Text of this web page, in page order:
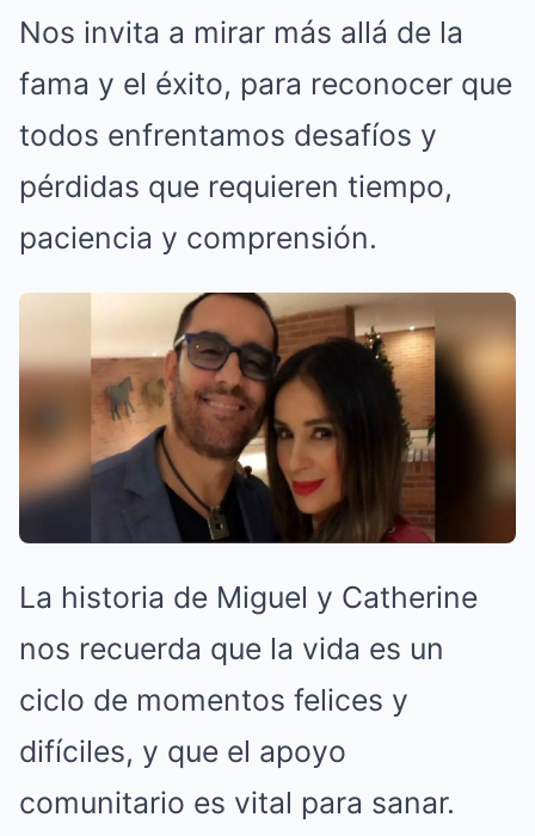
Nos invita a mirar más allá de la
fama y el éxito, para reconocer que
todos enfrentamos desafíos y
pérdidas que requieren tiempo,
paciencia y comprensión.
La historia de Miguel y Catherine
nos recuerda que la vida es un
ciclo de momentos felices y
difíciles, y que el apoyo
comunitario es vital para sanar.